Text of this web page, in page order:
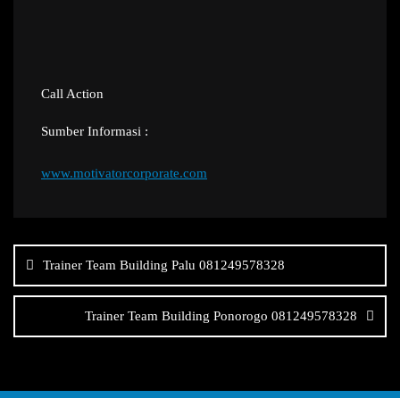
Call Action
Sumber Informasi :
www.motivatorcorporate.com
posTrainer Team Building Palu 081249578328
Trainer Team Building Ponorogo 081249578328